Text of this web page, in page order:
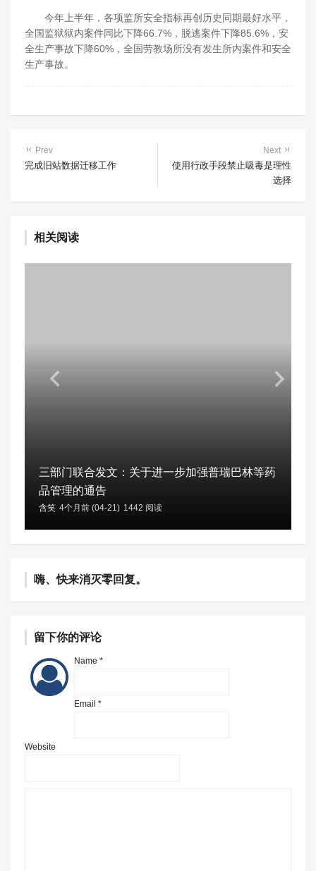
今年上半年，各项监所安全指标再创历史同期最好水平，
全国监狱狱内案件同比下降66.7%，脱逃案件下降85.6%，安
全生产事故下降60%，全国劳教场所没有发生所内案件和安全
生产事故。
Prev
完成旧站数据迁移工作
Next
使用行政手段禁止吸毒是理性
选择
相关阅读
三部门联合发文：关于进一步加强普瑞巴林等药
品管理的通告
含笑 4个月前 (04-21) 1442 阅读
嗨、快来消灭零回复。
留下你的评论
Name *
Email *
Website